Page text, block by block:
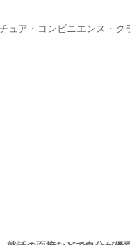
ア・コンビニエンス・ク